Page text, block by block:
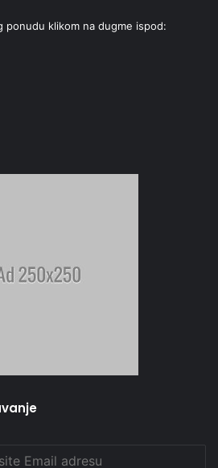
ponudu klikom na dugme ispod: